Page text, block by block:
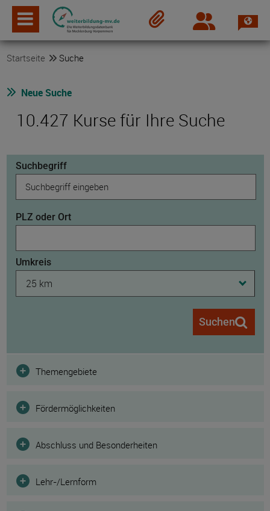
Login
Startseite Suche
Neue Suche
10.427 Kurse für Ihre Suche
Suchbegriff
PLZ oder Ort
Umkreis
25 km
Suchen
Filter
Themengebiete
Fördermöglichkeiten
Abschluss und Besonderheiten
Lehr-/Lernform